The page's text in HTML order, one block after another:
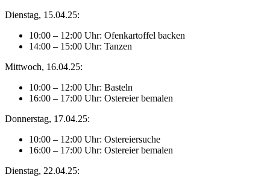
Dienstag, 15.04.25:
10:00 – 12:00 Uhr: Ofenkartoffel backen
14:00 – 15:00 Uhr: Tanzen
Mittwoch, 16.04.25:
10:00 – 12:00 Uhr: Basteln
16:00 – 17:00 Uhr: Ostereier bemalen
Donnerstag, 17.04.25:
10:00 – 12:00 Uhr: Ostereiersuche
16:00 – 17:00 Uhr: Ostereier bemalen
Dienstag, 22.04.25: